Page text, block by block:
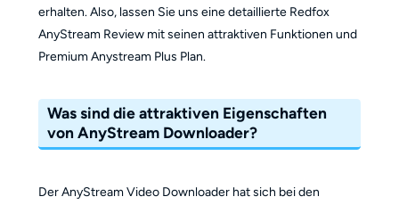
erhalten. Also, lassen Sie uns eine detaillierte Redfox
AnyStream Review mit seinen attraktiven Funktionen und
Premium Anystream Plus Plan.
Was sind die attraktiven Eigenschaften
von AnyStream Downloader?
Der AnyStream Video Downloader hat sich bei den